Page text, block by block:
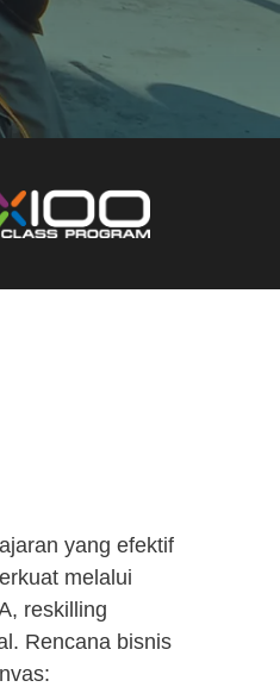
yang efektif
melalui
reskilling
Rencana bisnis